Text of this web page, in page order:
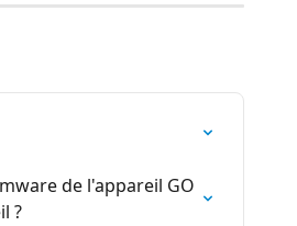
de l'appareil GO
?